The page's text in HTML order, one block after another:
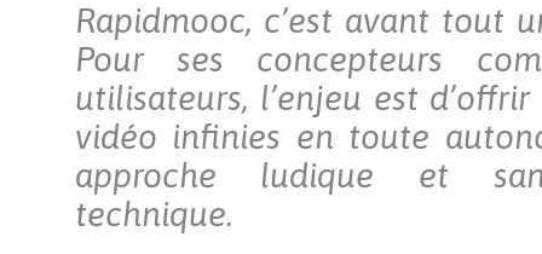
Rapidmooc, c’est avant tout
Pour ses concepteurs
utilisateurs, l’enjeu est
vidéo infinies en toute
approche ludique et
technique.